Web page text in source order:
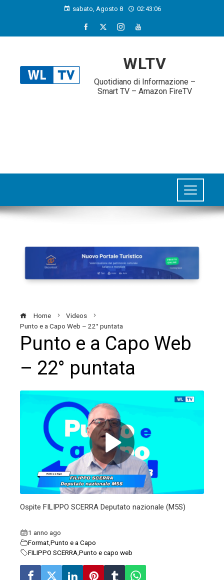
sabato, Agosto 8 02:43:06
WLTV
Quotidiano di Informazione –
Smart TV – Amazon FireTV
Home
Videos
Punto e a Capo Web – 22° puntata
Punto e a Capo Web
– 22° puntata
Ospite FILIPPO SCERRA Deputato nazionale (M5S)
1 anno ago
FormatPunto e a Capo
FILIPPO SCERRA Punto e capo web